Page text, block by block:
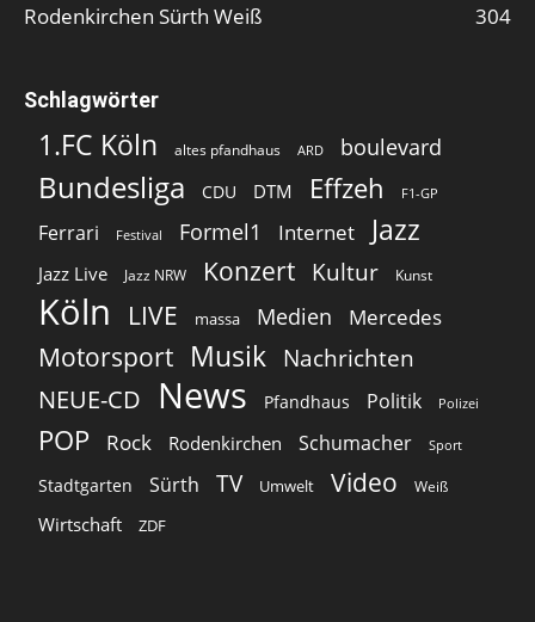
Rodenkirchen Sürth Weiß
304
Schlagwörter
1.FC Köln altes pfandhaus ARD boulevard
Bundesliga CDU DTM Effzeh F1-GP
Ferrari Festival Formel1 Internet Jazz
Jazz Live Jazz NRW Konzert Kultur Kunst
Köln LIVE massa Medien Mercedes
Motorsport Musik Nachrichten
NEUE-CD
News Pfandhaus Politik Polizei
POP Rock Rodenkirchen Schumacher Sport
Stadtgarten Sürth TV Umwelt Video Weiß
Wirtschaft ZDF